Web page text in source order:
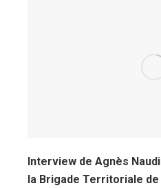
Interview de Agnès
la Brigade Territoriale